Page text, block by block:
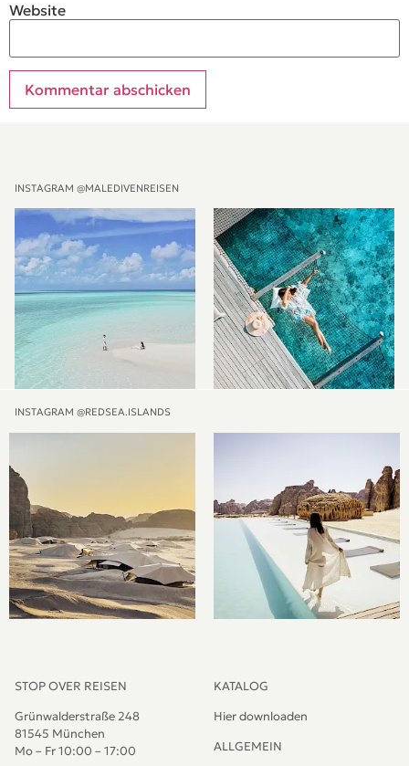
Website
INSTAGRAM @MALEDIVENREISEN
INSTAGRAM @REDSEA.ISLANDS
STOP OVER REISEN
Grünwalderstraße 248
81545 München
Mo – Fr 10:00 – 17:00
KATALOG
Hier downloaden
ALLGEMEIN